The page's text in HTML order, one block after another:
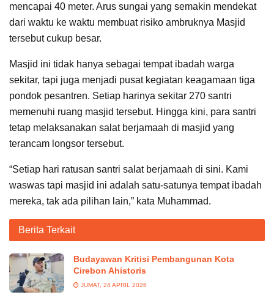
mencapai 40 meter. Arus sungai yang semakin mendekat
dari waktu ke waktu membuat risiko ambruknya Masjid
tersebut cukup besar.
Masjid ini tidak hanya sebagai tempat ibadah warga
sekitar, tapi juga menjadi pusat kegiatan keagamaan tiga
pondok pesantren. Setiap harinya sekitar 270 santri
memenuhi ruang masjid tersebut. Hingga kini, para santri
tetap melaksanakan salat berjamaah di masjid yang
terancam longsor tersebut.
“Setiap hari ratusan santri salat berjamaah di sini. Kami
waswas tapi masjid ini adalah satu-satunya tempat ibadah
mereka, tak ada pilihan lain,” kata Muhammad.
Berita Terkait
Budayawan Kritisi Pembangunan Kota
Cirebon Ahistoris
JUMAT, 24 APRIL 2026